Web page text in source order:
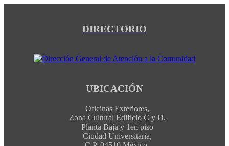
DIRECTORIO
UBICACIÓN
Oficinas Exteriores,
Zona Cultural Edificio C y D,
Planta Baja y 1er. piso
Ciudad Universitaria,